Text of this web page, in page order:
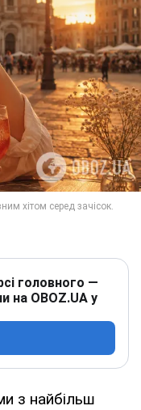
головного —
на OBOZ.UA у
з найбільш